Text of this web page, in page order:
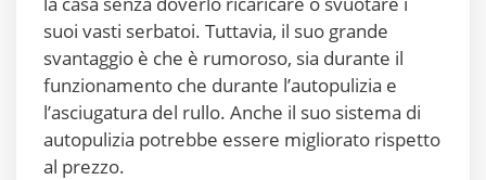
suoi vasti serbatoi. Tuttavia, il suo grande
svantaggio è che è rumoroso, sia durante il
funzionamento che durante l’autopulizia e
l’asciugatura del rullo. Anche il suo sistema di
autopulizia potrebbe essere migliorato rispetto
al prezzo.